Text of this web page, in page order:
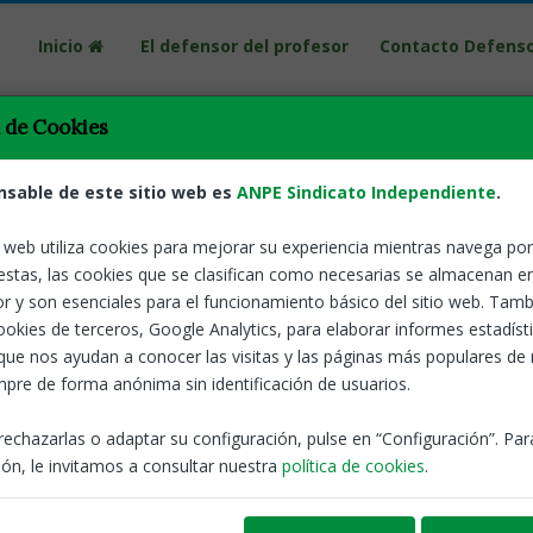
Inicio El defensor del profesor Contacto
en la salud mental del profesorado
de la Salud Mental, el sindicato pide planes de mejora de las
y formación ante riesgos psicosociales
del profesor Docentes
A UN DOCENTE, POR PARTE DE UN PADRE,
ante los lamentables hechos ocurridos el día 5 de febrero
Cookies
de este sitio web es ANPE Sindicato Independiente.
utiliza cookies para mejorar su experiencia mientras navega
las cookies que se clasifican como necesarias se almacenan
y son esenciales para el funcionamiento básico del sitio web.
de terceros, Google Analytics, para elaborar informes
nos ayudan a conocer las visitas y las páginas más populares de
de forma anónima sin identificación de usuarios.
o adaptar su configuración, pulse en “Configuración”.
le invitamos a consultar nuestra política de cookies.